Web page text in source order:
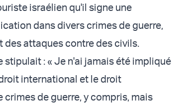
israélien qu'il signe une
dans divers crimes de guerre,
des attaques contre des civils.
: « Je n'ai jamais été impliqué
international et le droit
crimes de guerre, y compris, mais